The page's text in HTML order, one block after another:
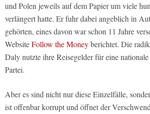
und Polen jeweils auf dem Papier um viele
verlängert hatte. Er fuhr dabei angeblich in
gehörten, eines davon war schon 11 Jahre
WebsiteFollow the Moneyberichtet. Die
Daly nutzte ihre Reisegelder für eine
Partei.
Aber es sind nicht nur diese Einzelfälle,
ist offenbar korrupt und öffnet der